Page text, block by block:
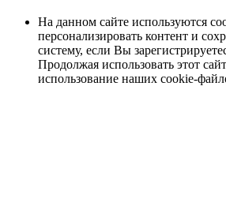
На данном сайте используются
персонализировать контент и
систему, если Вы
Продолжая использовать этот
использование наших cookie-